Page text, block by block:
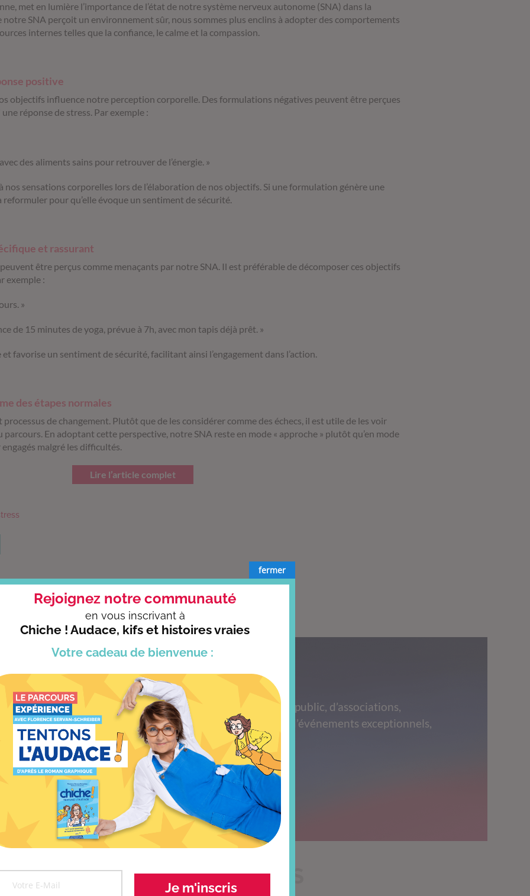
met en lumière l’importance de l’état de notre système nerveux autonome (SNA) dans la
notre SNA perçoit un environnement sûr, nous sommes plus enclins à adopter des comportements
internes telles que la confiance, le calme et la compassion.
positive
objectifs influence notre perception corporelle. Des formulations négatives peuvent être perçues
réponse de stress. Par exemple :
des aliments sains pour retrouver de l’énergie. »
sensations corporelles lors de l’élaboration de nos objectifs. Si une formulation génère une
pour qu’elle évoque un sentiment de sécurité.
et rassurant
être perçus comme menaçants par notre SNA. Il est préférable de décomposer ces objectifs
exemple :
»
de 15 minutes de yoga, prévue à 7h, avec mon tapis déjà prêt. »
favorise un sentiment de sécurité, facilitant ainsi l’engagement dans l’action.
des étapes normales
de changement. Plutôt que de les considérer comme des échecs, il est utile de les voir
parcours. En adoptant cette perspective, notre SNA reste en mode « approche » plutôt qu’en mode
malgré les difficultés.
Lire l’article complet
CONFÉRENCES
Florence intervient auprès des entreprises, du grand public, d’associations,
d’établissements d’enseignements supérieur ou lors d’événements exceptionnels,
autour des sujets développés dans ses ouvrages.
Voir toutes les conférences
CONTACTEZ-NOUS >
NOS AUTRES OUTILS
Votre cadeau de bienvenue :
Rejoignez notre communauté
en vous inscrivant à
Chiche ! Audace, kifs et histoires vraies
Je m'inscris
fermer